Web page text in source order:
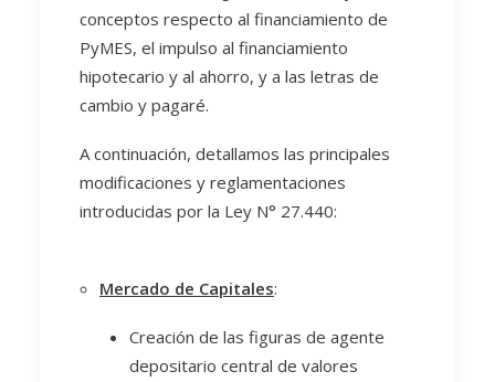
conceptos respecto al financiamiento de
PyMES, el impulso al financiamiento
hipotecario y al ahorro, y a las letras de
cambio y pagaré.
A continuación, detallamos las principales
modificaciones y reglamentaciones
introducidas por la Ley N° 27.440:
Mercado de Capitales:
Creación de las figuras de agente
depositario central de valores